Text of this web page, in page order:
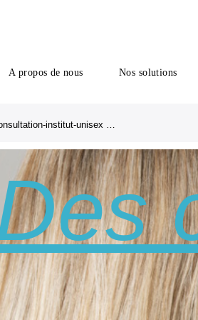
A propos de nous Nos solutions